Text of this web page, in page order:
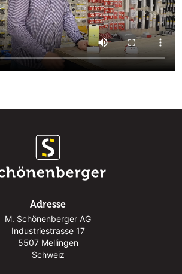
Adresse
M. Schönenberger AG
Industriestrasse 17
5507 Mellingen
Schweiz